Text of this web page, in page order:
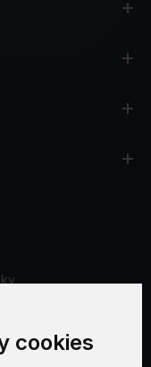
cookies